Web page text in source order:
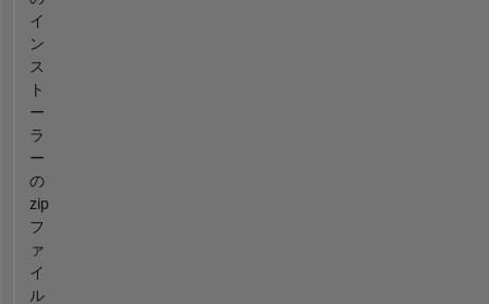
イ
ン
ス
ト
ー
ラ
ー
の
zip
フ
ァ
イ
ル